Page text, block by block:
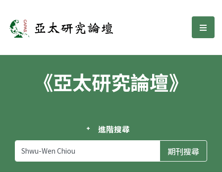
亞太研究論壇 選
《亞太研究論壇》
進階搜尋